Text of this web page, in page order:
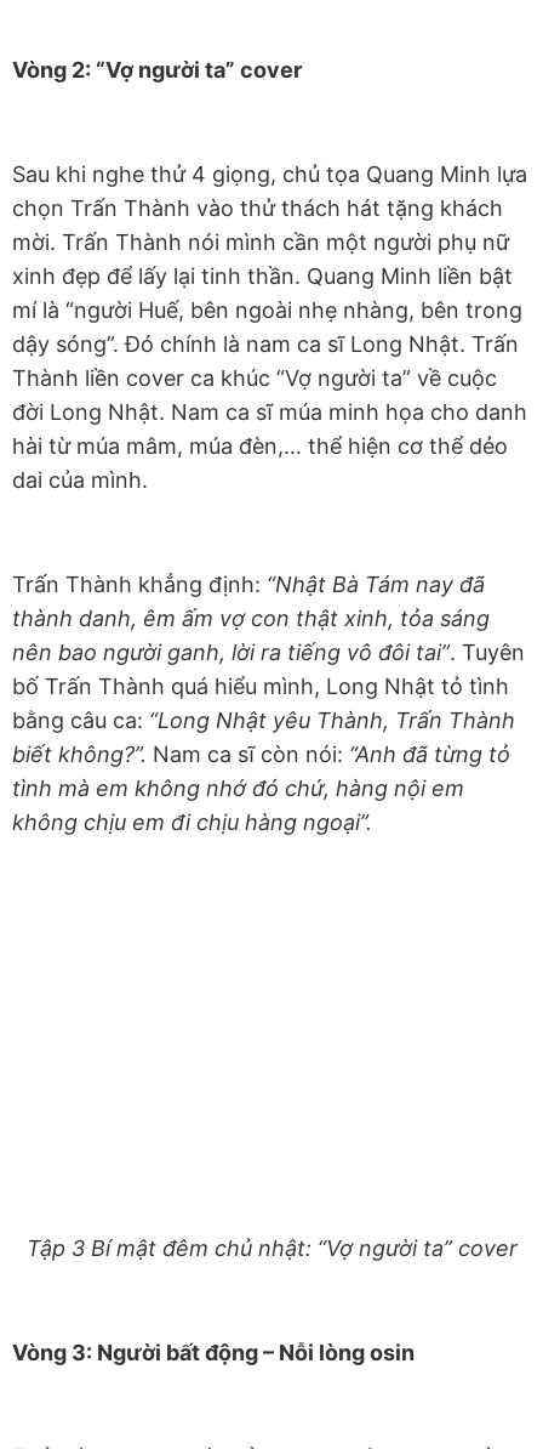
Vòng 2: “Vợ người ta” cover
Sau khi nghe thử 4 giọng, chủ tọa Quang Minh lựa
chọn Trấn Thành vào thử thách hát tặng khách
mời. Trấn Thành nói mình cần một người phụ nữ
xinh đẹp để lấy lại tinh thần. Quang Minh liền bật
mí là “người Huế, bên ngoài nhẹ nhàng, bên trong
dậy sóng”. Đó chính là nam ca sĩ Long Nhật. Trấn
Thành liền cover ca khúc “Vợ người ta” về cuộc
đời Long Nhật. Nam ca sĩ múa minh họa cho danh
hài từ múa mâm, múa đèn,… thể hiện cơ thể dẻo
dai của mình.
Trấn Thành khẳng định: “Nhật Bà Tám nay đã
thành danh, êm ấm vợ con thật xinh, tỏa sáng
nên bao người ganh, lời ra tiếng vô đôi tai”. Tuyên
bố Trấn Thành quá hiểu mình, Long Nhật tỏ tình
bằng câu ca: “Long Nhật yêu Thành, Trấn Thành
biết không?”. Nam ca sĩ còn nói: “Anh đã từng tỏ
tình mà em không nhớ đó chứ, hàng nội em
không chịu em đi chịu hàng ngoại”.
Tập 3 Bí mật đêm chủ nhật: “Vợ người ta” cover
Vòng 3: Người bất động – Nỗi lòng osin